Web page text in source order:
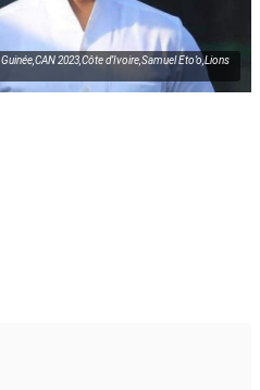
2023,Côte d’Ivoire,Samuel Eto’o,Lions